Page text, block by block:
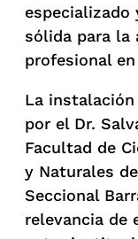
sólida para la
profesional
La
por el Dr.
Facultad de
y Naturales
Seccional
relevancia de